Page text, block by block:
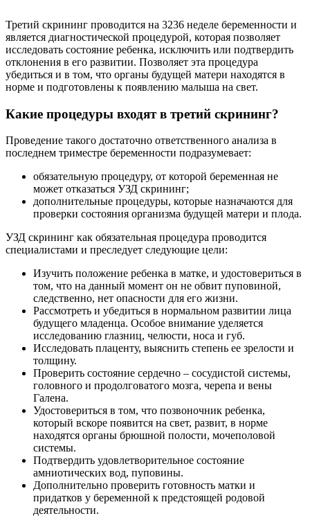
Третий скрининг проводится на 3236 неделе беременности и
является диагностической процедурой, которая позволяет
исследовать состояние ребенка, исключить или подтвердить
отклонения в его развитии. Позволяет эта процедура
убедиться и в том, что органы будущей матери находятся в
норме и подготовлены к появлению малыша на свет.
Какие процедуры входят в третий скрининг?
Проведение такого достаточно ответственного анализа в
последнем триместре беременности подразумевает:
обязательную процедуру, от которой беременная не
может отказаться УЗД скрининг;
дополнительные процедуры, которые назначаются для
проверки состояния организма будущей матери и плода.
УЗД скрининг как обязательная процедура проводится
специалистами и преследует следующие цели:
Изучить положение ребенка в матке, и удостовериться в
том, что на данный момент он не обвит пуповиной,
следственно, нет опасности для его жизни.
Рассмотреть и убедиться в нормальном развитии лица
будущего младенца. Особое внимание уделяется
исследованию глазниц, челюсти, носа и губ.
Исследовать плаценту, выяснить степень ее зрелости и
толщину.
Проверить состояние сердечно – сосудистой системы,
головного и продолговатого мозга, черепа и вены
Галена.
Удостовериться в том, что позвоночник ребенка,
который вскоре появится на свет, развит, в норме
находятся органы брюшной полости, мочеполовой
системы.
Подтвердить удовлетворительное состояние
амниотических вод, пуповины.
Дополнительно проверить готовность матки и
придатков у беременной к предстоящей родовой
деятельности.